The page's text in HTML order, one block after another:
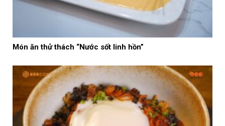
Món ăn thử thách “Nước sốt linh hồn”